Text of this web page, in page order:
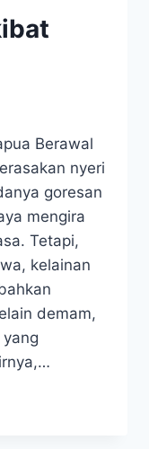
Berawal
nyeri
goresan
mengira
Tetapi,
kelainan
demam,